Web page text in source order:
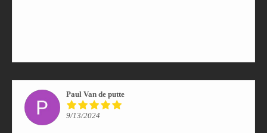
Paul Van de putte
9/13/2024